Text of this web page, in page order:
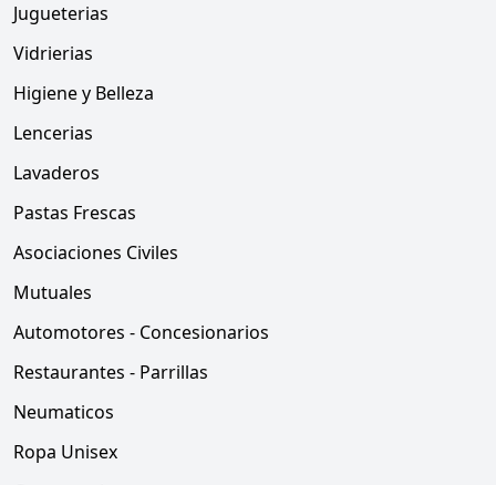
Jugueterias
Vidrierias
Higiene y Belleza
Lencerias
Lavaderos
Pastas Frescas
Asociaciones Civiles
Mutuales
Automotores - Concesionarios
Restaurantes - Parrillas
Neumaticos
Ropa Unisex